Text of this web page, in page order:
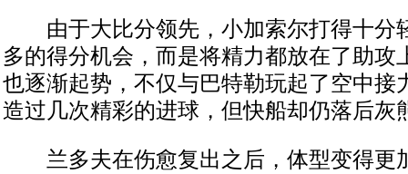
由于大比分领先，小加索尔打得十分
多的得分机会，而是将精力都放在了助攻
也逐渐起势，不仅与巴特勒玩起了空中接
造过几次精彩的进球，但快船却仍落后灰
兰多夫在伤愈复出之后，体型变得更